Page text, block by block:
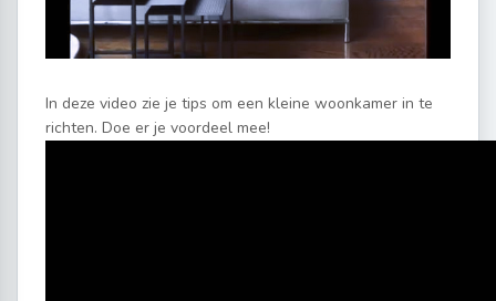
In deze video zie je tips om een kleine woonkamer in te
richten. Doe er je voordeel mee!